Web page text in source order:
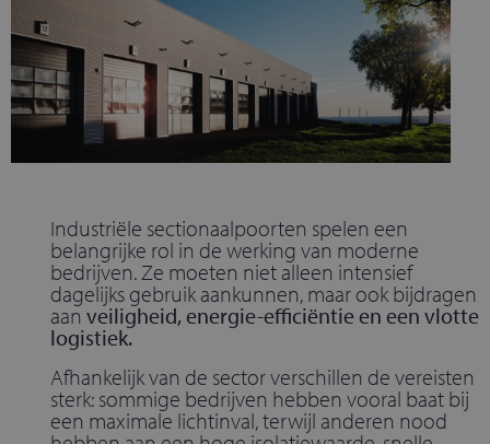
Industriële sectionaalpoorten spelen een
belangrijke rol in de werking van moderne
bedrijven. Ze moeten niet alleen intensief
dagelijks gebruik aankunnen, maar ook bijdragen
aan veiligheid, energie-efficiëntie en een vlotte
logistiek.
Afhankelijk van de sector verschillen de vereisten
sterk: sommige bedrijven hebben vooral baat bij
een maximale lichtinval, terwijl anderen nood